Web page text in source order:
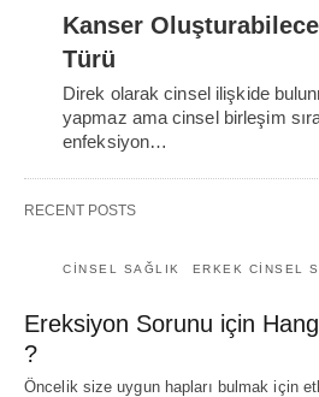
Kanser
Türü
Direk olarak cinsel ilişkide
yapmaz ama cinsel birleşim
enfeksiyon…
RECENT POSTS
CINSEL SAĞLIK ERKEK CINSEL
Ereksiyon Sorunu için
?
Öncelik size uygun hapları bulmak için